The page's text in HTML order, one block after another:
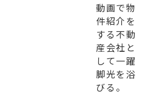
動画で物
件紹介を
する不動
産会社と
して一躍
脚光を浴
びる。